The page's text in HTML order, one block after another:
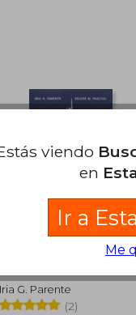
Iria G. Parente
(2)
viendo
en
Ir a
Me